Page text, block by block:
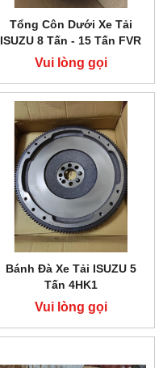
Tổng Côn Dưới Xe Tải
ISUZU 8 Tấn - 15 Tấn FVR
FVM
Vui lòng gọi
Bánh Đà Xe Tải ISUZU 5
Tấn 4HK1
Vui lòng gọi